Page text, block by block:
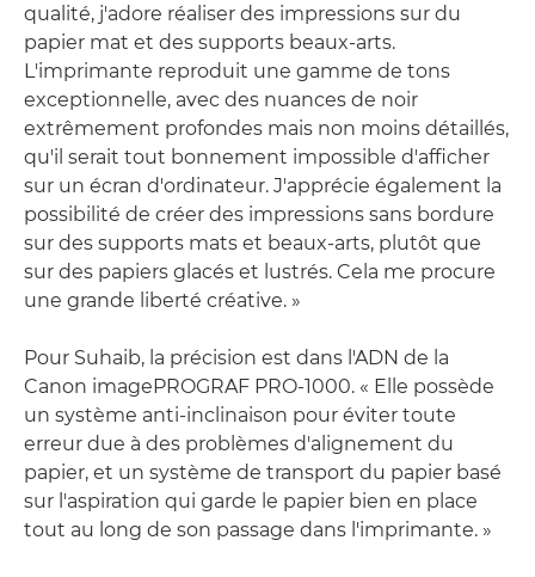
qualité, j'adore réaliser des impressions sur du
papier mat et des supports beaux-arts.
L'imprimante reproduit une gamme de tons
exceptionnelle, avec des nuances de noir
extrêmement profondes mais non moins détaillés,
qu'il serait tout bonnement impossible d'afficher
sur un écran d'ordinateur. J'apprécie également la
possibilité de créer des impressions sans bordure
sur des supports mats et beaux-arts, plutôt que
sur des papiers glacés et lustrés. Cela me procure
une grande liberté créative. »
Pour Suhaib, la précision est dans l'ADN de la
Canon imagePROGRAF PRO-1000. « Elle possède
un système anti-inclinaison pour éviter toute
erreur due à des problèmes d'alignement du
papier, et un système de transport du papier basé
sur l'aspiration qui garde le papier bien en place
tout au long de son passage dans l'imprimante. »